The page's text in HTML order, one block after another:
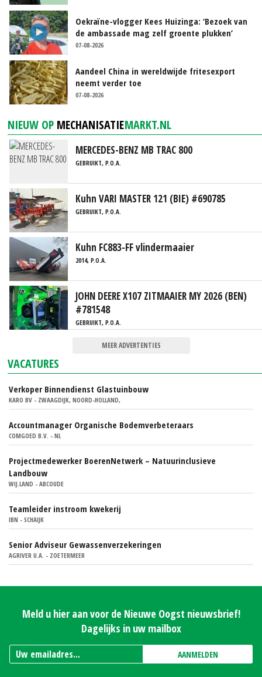
Oekraïne-vlogger Kees Huizinga: ‘Bezoek van
de ambassade mag zelf groente plukken’
07-08-2026
Aandeel China in wereldwijde fritesexport
neemt verder toe
07-08-2026
NIEUW OP MECHANISATIEMARKT.NL
MERCEDES-BENZ MB TRAC 800
GEBRUIKT, P.O.A.
Kuhn VARI MASTER 121 (BIE) #690785
GEBRUIKT, P.O.A.
Kuhn FC883-FF vlindermaaier
2014, P.O.A.
JOHN DEERE X107 ZITMAAIER MY 2026 (BEN)
#781548
GEBRUIKT, P.O.A.
MEER ADVERTENTIES
VACATURES
Verkoper Binnendienst Glastuinbouw
KARO BV - ZWAAGDIJK, NOORD-HOLLAND,
Accountmanager Organische Bodemverbeteraars
COMGOED B.V. - NL
Projectmedewerker BoerenNetwerk – Natuurinclusieve
Landbouw
WIJ.LAND - ABCOUDE
Teamleider instroom kwekerij
IBN - SCHAIJK
Senior Adviseur Gewassenverzekeringen
AGRIVER U.A. - ZOETERMEER
Meld u hier aan voor de Nieuwe Oogst nieuwsbrief!
Dagelijks in uw mailbox
AANMELDEN